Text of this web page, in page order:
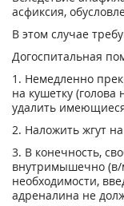
асфиксия,
В этом случае
Догоспитальная
1. Немедленно
на кушетку
удалить
2. Наложить жгут
3. В конечность,
внутримышечно (в/
необходимости,
адреналина не